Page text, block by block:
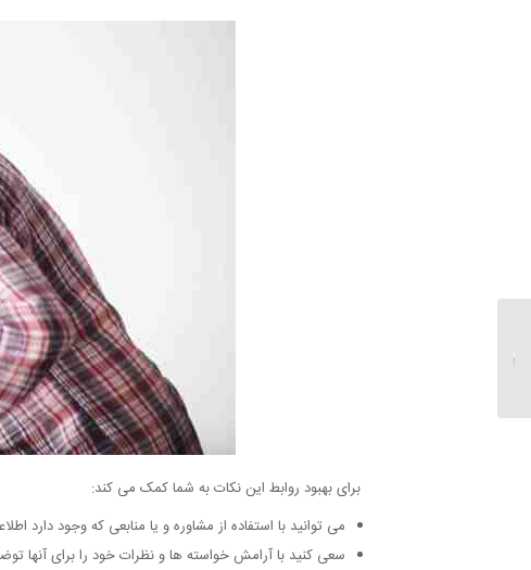
برای بهبود روابط این نکات به شما کمک می کند:
می توانید با استفاده از مشاوره و یا منابعی که وجود دارد
سعی کنید با آرامش خواسته ها و نظرات خود را برای آنها